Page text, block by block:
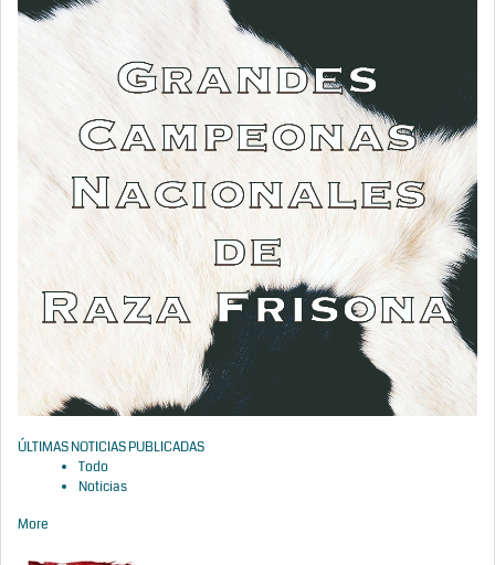
ÚLTIMAS NOTICIAS PUBLICADAS
Todo
Noticias
More